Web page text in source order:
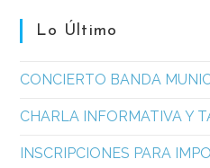
Lo Último
CONCIERTO BANDA
CHARLA INFORMATIVA Y
INSCRIPCIONES PARA